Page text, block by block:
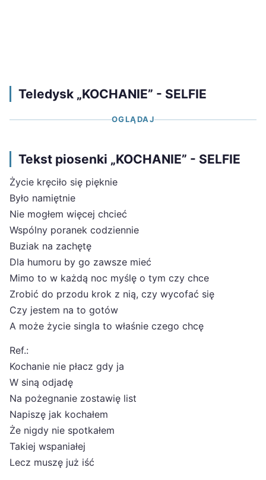
Teledysk „KOCHANIE” - SELFIE
OGLĄDAJ
Tekst piosenki „KOCHANIE” - SELFIE
Życie kręciło się pięknie
Było namiętnie
Nie mogłem więcej chcieć
Wspólny poranek codziennie
Buziak na zachętę
Dla humoru by go zawsze mieć
Mimo to w każdą noc myślę o tym czy chce
Zrobić do przodu krok z nią, czy wycofać się
Czy jestem na to gotów
A może życie singla to właśnie czego chcę
Ref.:
Kochanie nie płacz gdy ja
W siną odjadę
Na pożegnanie zostawię list
Napiszę jak kochałem
Że nigdy nie spotkałem
Takiej wspaniałej
Lecz muszę już iść